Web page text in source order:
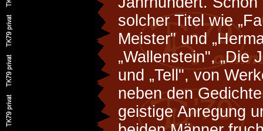
solcher Titel wie
Meister" und
„Wallenstein", „Die
und „Tell", von
neben den
geistige Anregung